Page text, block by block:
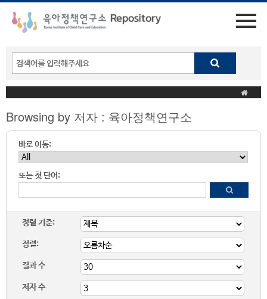
Browsing by 저자 : 육아정책연구소
바로 이동:
또는 첫 단어:
정렬 기준:
정렬:
결과 수
저자 수